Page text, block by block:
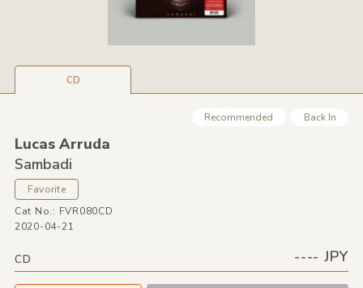
CD
Recommended Back In
Lucas Arruda
Sambadi
Favorite
Cat No.: FVR080CD
2020-04-21
CD ---- JPY